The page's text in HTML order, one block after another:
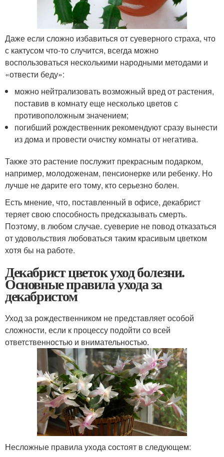
Даже если сложно избавиться от суеверного страха, что
с кактусом что-то случится, всегда можно
воспользоваться несколькими народными методами и
«отвести беду»:
можно нейтрализовать возможный вред от растения,
поставив в комнату еще несколько цветов с
противоположным значением;
погибший рождественник рекомендуют сразу вынести
из дома и провести очистку комнаты от негатива.
Также это растение послужит прекрасным подарком,
например, молодоженам, пенсионерке или ребенку. Но
лучше не дарите его тому, кто серьезно болен.
Есть мнение, что, поставленный в офисе, декабрист
теряет свою способность предсказывать смерть.
Поэтому, в любом случае. суеверие не повод отказаться
от удовольствия любоваться таким красивым цветком
хотя бы на работе.
Декабрист цветок уход болезни.
Основные правила ухода за
декабристом
Уход за рождественником не представляет особой
сложности, если к процессу подойти со всей
ответственностью и внимательностью.
Несложные правила ухода состоят в следующем: